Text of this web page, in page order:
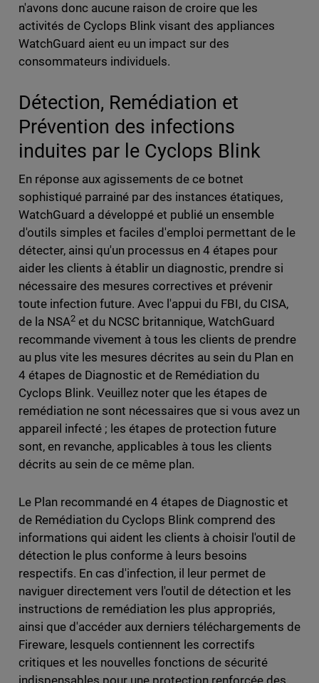
n'avons donc aucune raison de croire que les
activités de Cyclops Blink visant des appliances
WatchGuard aient eu un impact sur des
consommateurs individuels.
Détection, Remédiation et
Prévention des infections
induites par le Cyclops Blink
En réponse aux agissements de ce botnet
sophistiqué parrainé par des instances étatiques,
WatchGuard a développé et publié un ensemble
d'outils simples et faciles d'emploi permettant de le
détecter, ainsi qu'un processus en 4 étapes pour
aider les clients à établir un diagnostic, prendre si
nécessaire des mesures correctives et prévenir
toute infection future. Avec l'appui du FBI, du CISA,
de la NSA2et du NCSC britannique, WatchGuard
recommande vivement à tous les clients de prendre
au plus vite les mesures décrites au sein du Plan en
4 étapes de Diagnostic et de Remédiation du
Cyclops Blink. Veuillez noter que les étapes de
remédiation ne sont nécessaires que si vous avez un
appareil infecté ; les étapes de protection future
sont, en revanche, applicables à tous les clients
décrits au sein de ce même plan.
Le Plan recommandé en 4 étapes de Diagnostic et
de Remédiation du Cyclops Blink comprend des
informations qui aident les clients à choisir l'outil de
détection le plus conforme à leurs besoins
respectifs. En cas d'infection, il leur permet de
naviguer directement vers l'outil de détection et les
instructions de remédiation les plus appropriés,
ainsi que d'accéder aux derniers téléchargements de
Fireware, lesquels contiennent les correctifs
critiques et les nouvelles fonctions de sécurité